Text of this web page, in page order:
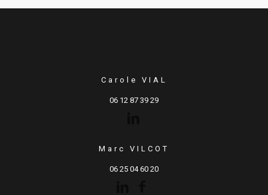
Carole VIAL
06 12 87 39 29
Marc VILCOT
06 25 04 60 20